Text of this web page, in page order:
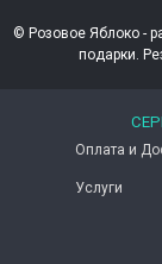
© Розовое Яблоко -
подарки.
Оплата и
Услуги